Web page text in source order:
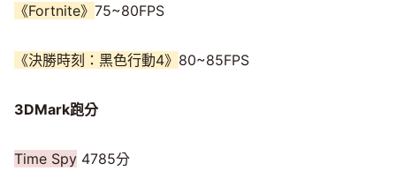
《Fortnite》 75~80FPS
《決勝時刻：黑色行動4》 80~85FPS
3DMark跑分
Time Spy 4785分